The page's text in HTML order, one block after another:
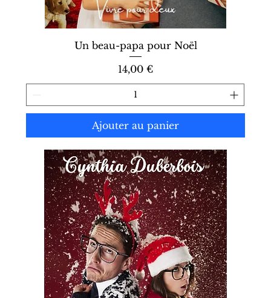
Un beau-papa pour Noël
Prix
14,00 €
Ajouter au panier